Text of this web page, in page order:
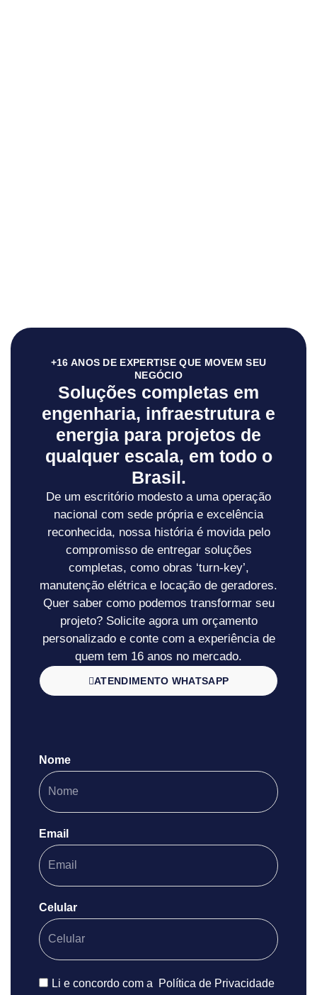
+16 ANOS DE EXPERTISE QUE MOVEM SEU
NEGÓCIO
Soluções completas em
engenharia, infraestrutura e
energia para projetos de
qualquer escala, em todo o
Brasil.
De um escritório modesto a uma operação
nacional com sede própria e excelência
reconhecida, nossa história é movida pelo
compromisso de entregar soluções
completas, como obras ‘turn-key’,
manutenção elétrica e locação de geradores.
Quer saber como podemos transformar seu
projeto? Solicite agora um orçamento
personalizado e conte com a experiência de
quem tem 16 anos no mercado.
ATENDIMENTO WHATSAPP
Nome
Email
Celular
Li e concordo com a Política de Privacidade